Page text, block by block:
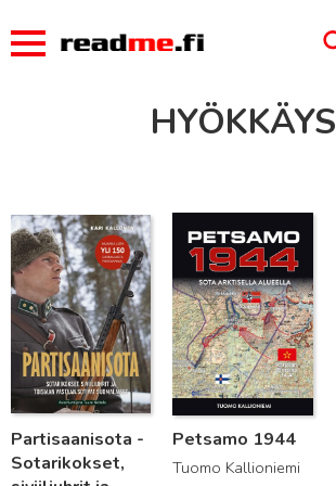
HYÖKKÄYS
Partisaanisota -
Sotarikokset,
Lue lisää
Petsamo 1944
Tuomo Kallioniemi